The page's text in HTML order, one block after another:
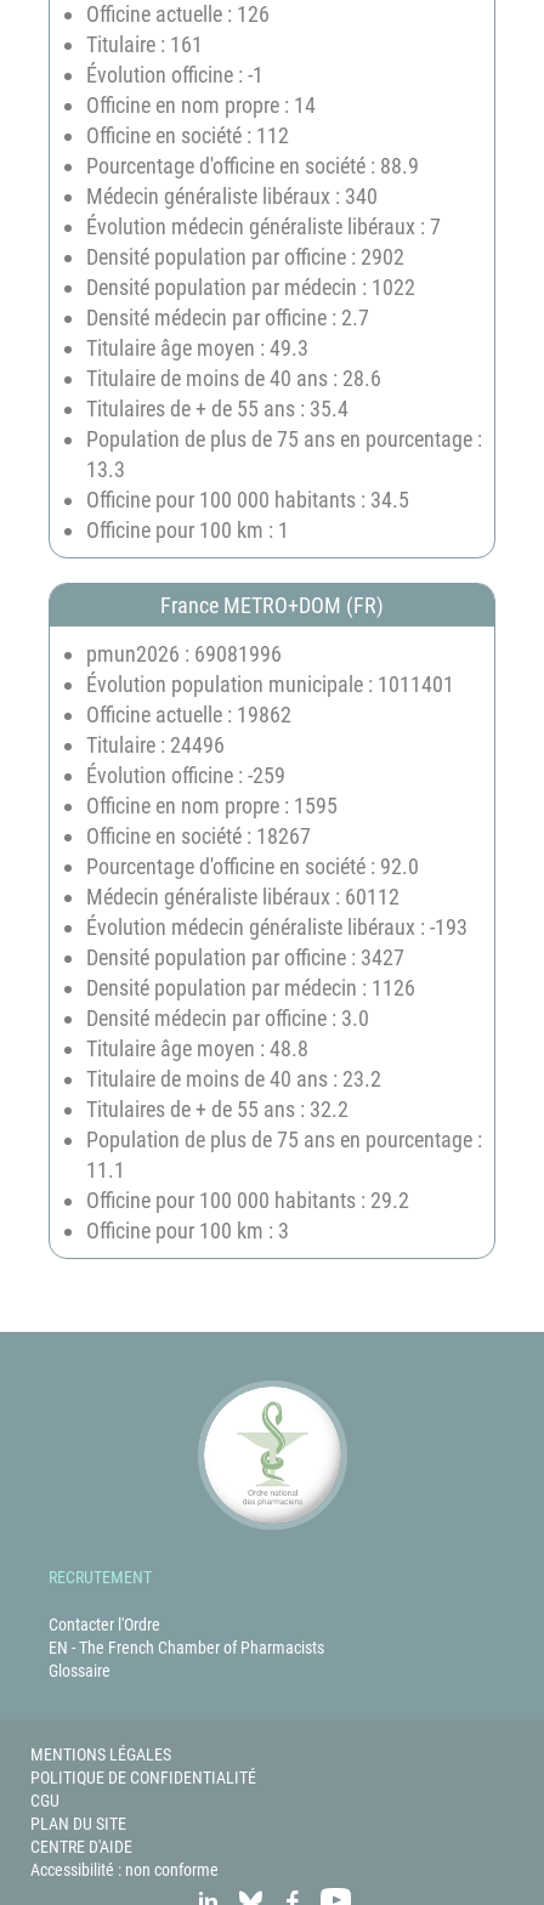
Officine actuelle : 126
Titulaire : 161
Évolution officine : -1
Officine en nom propre : 14
Officine en société : 112
Pourcentage d'officine en société : 88.9
Médecin généraliste libéraux : 340
Évolution médecin généraliste libéraux : 7
Densité population par officine : 2902
Densité population par médecin : 1022
Densité médecin par officine : 2.7
Titulaire âge moyen : 49.3
Titulaire de moins de 40 ans : 28.6
Titulaires de + de 55 ans : 35.4
Population de plus de 75 ans en pourcentage :
13.3
Officine pour 100 000 habitants : 34.5
Officine pour 100 km : 1
France METRO+DOM (FR)
pmun2026 : 69081996
Évolution population municipale : 1011401
Officine actuelle : 19862
Titulaire : 24496
Évolution officine : -259
Officine en nom propre : 1595
Officine en société : 18267
Pourcentage d'officine en société : 92.0
Médecin généraliste libéraux : 60112
Évolution médecin généraliste libéraux : -193
Densité population par officine : 3427
Densité population par médecin : 1126
Densité médecin par officine : 3.0
Titulaire âge moyen : 48.8
Titulaire de moins de 40 ans : 23.2
Titulaires de + de 55 ans : 32.2
Population de plus de 75 ans en pourcentage :
11.1
Officine pour 100 000 habitants : 29.2
Officine pour 100 km : 3
RECRUTEMENT
Contacter l'Ordre
EN - The French Chamber of Pharmacists
Glossaire
MENTIONS LÉGALES
POLITIQUE DE CONFIDENTIALITÉ
CGU
PLAN DU SITE
CENTRE D'AIDE
Accessibilité : non conforme